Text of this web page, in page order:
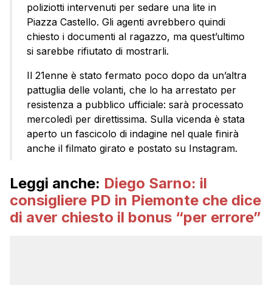
poliziotti intervenuti per sedare una lite in
Piazza Castello. Gli agenti avrebbero quindi
chiesto i documenti al ragazzo, ma quest’ultimo
si sarebbe rifiutato di mostrarli.
Il 21enne è stato fermato poco dopo da un’altra
pattuglia delle volanti, che lo ha arrestato per
resistenza a pubblico ufficiale: sarà processato
mercoledì per direttissima. Sulla vicenda è stata
aperto un fascicolo di indagine nel quale finirà
anche il filmato girato e postato su Instagram.
Leggi anche: Diego Sarno: il
consigliere PD in Piemonte che dice
di aver chiesto il bonus “per errore”